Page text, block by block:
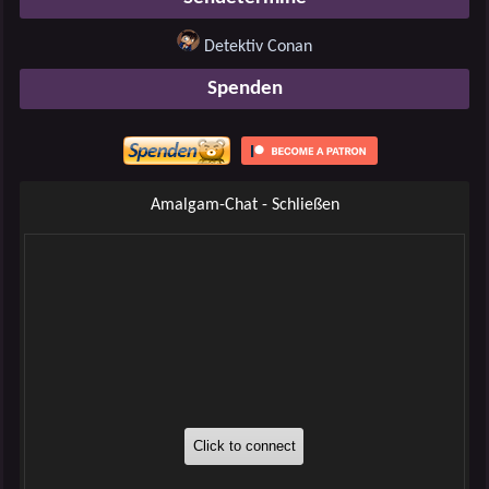
Detektiv Conan
Spenden
Amalgam-Chat - Schließen